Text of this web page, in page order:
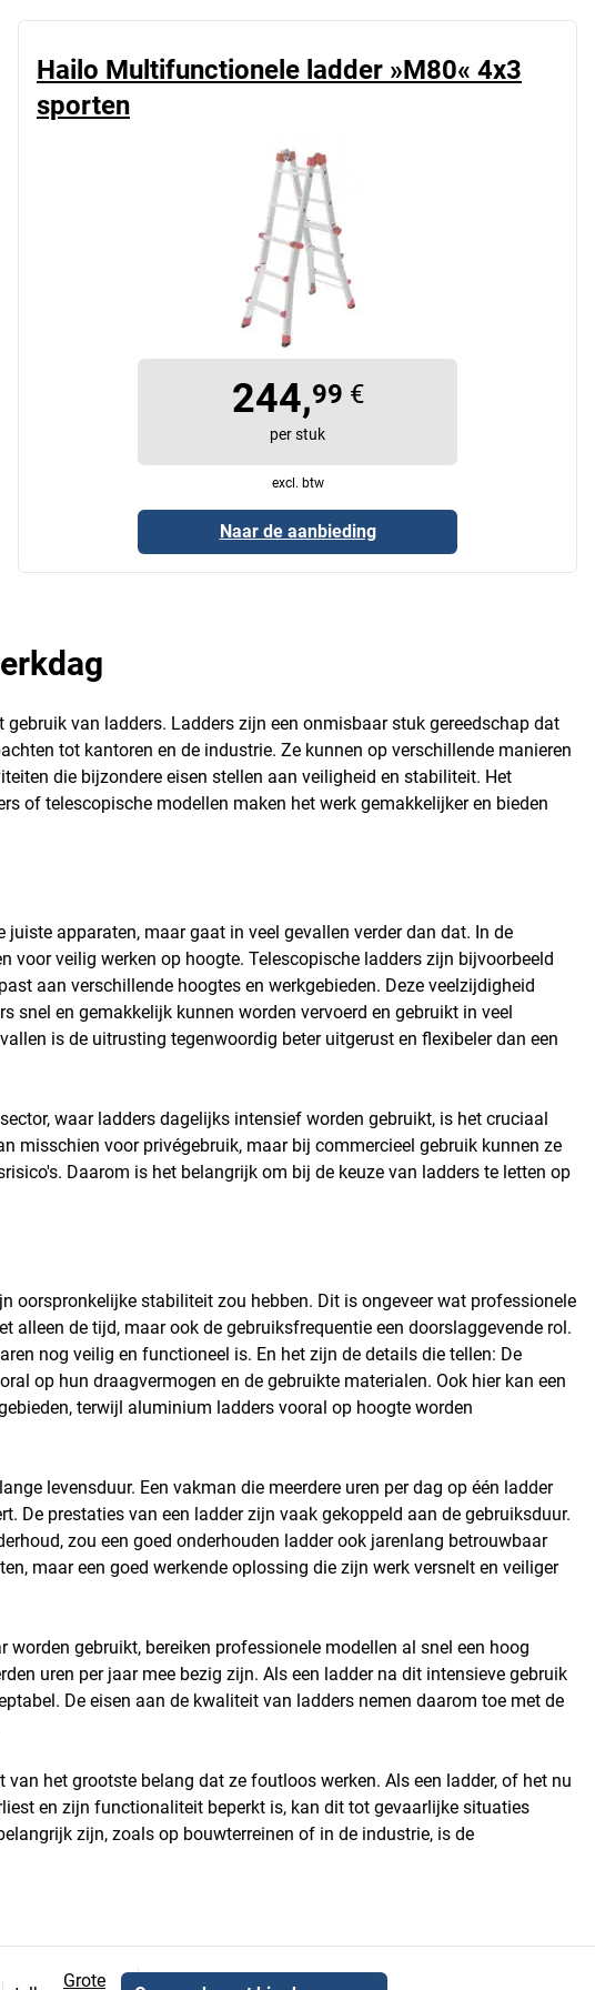
Hailo Multifunctionele ladder »M80« 4x3
sporten
244,99 €
per stuk
excl. btw
Naar de aanbieding
van ladders. Ladders zijn een onmisbaar stuk gereedschap dat
tot kantoren en de industrie. Ze kunnen op verschillende manieren
die bijzondere eisen stellen aan veiligheid en stabiliteit. Het
of telescopische modellen maken het werk gemakkelijker en bieden
apparaten, maar gaat in veel gevallen verder dan dat. In de
veilig werken op hoogte. Telescopische ladders zijn bijvoorbeeld
aan verschillende hoogtes en werkgebieden. Deze veelzijdigheid
snel en gemakkelijk kunnen worden vervoerd en gebruikt in veel
is de uitrusting tegenwoordig beter uitgerust en flexibeler dan een
waar ladders dagelijks intensief worden gebruikt, is het cruciaal
misschien voor privégebruik, maar bij commercieel gebruik kunnen ze
Daarom is het belangrijk om bij de keuze van ladders te letten op
oorspronkelijke stabiliteit zou hebben. Dit is ongeveer wat professionele
de tijd, maar ook de gebruiksfrequentie een doorslaggevende rol.
nog veilig en functioneel is. En het zijn de details die tellen: De
op hun draagvermogen en de gebruikte materialen. Ook hier kan een
terwijl aluminium ladders vooral op hoogte worden
levensduur. Een vakman die meerdere uren per dag op één ladder
De prestaties van een ladder zijn vaak gekoppeld aan de gebruiksduur.
zou een goed onderhouden ladder ook jarenlang betrouwbaar
maar een goed werkende oplossing die zijn werk versnelt en veiliger
gebruikt, bereiken professionele modellen al snel een hoog
uren per jaar mee bezig zijn. Als een ladder na dit intensieve gebruik
De eisen aan de kwaliteit van ladders nemen daarom toe met de
het grootste belang dat ze foutloos werken. Als een ladder, of het nu
en zijn functionaliteit beperkt is, kan dit tot gevaarlijke situaties
zijn, zoals op bouwterreinen of in de industrie, is de
Grote